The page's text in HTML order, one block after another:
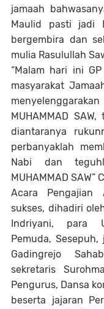
jamaah
Maulid pasti jadi
bergembira dan
mulia Rasulullah
“Malam hari ini
masyarakat
MUHAMMAD
diantaranya
perbanyaklah
Nabi dan
MUHAMMAD SAW”
Acara Pengajian
sukses, dihadiri
Indriyani, para
Pemuda,
Gadingrejo
sekretaris
Pengurus, Dansa
beserta jajaran